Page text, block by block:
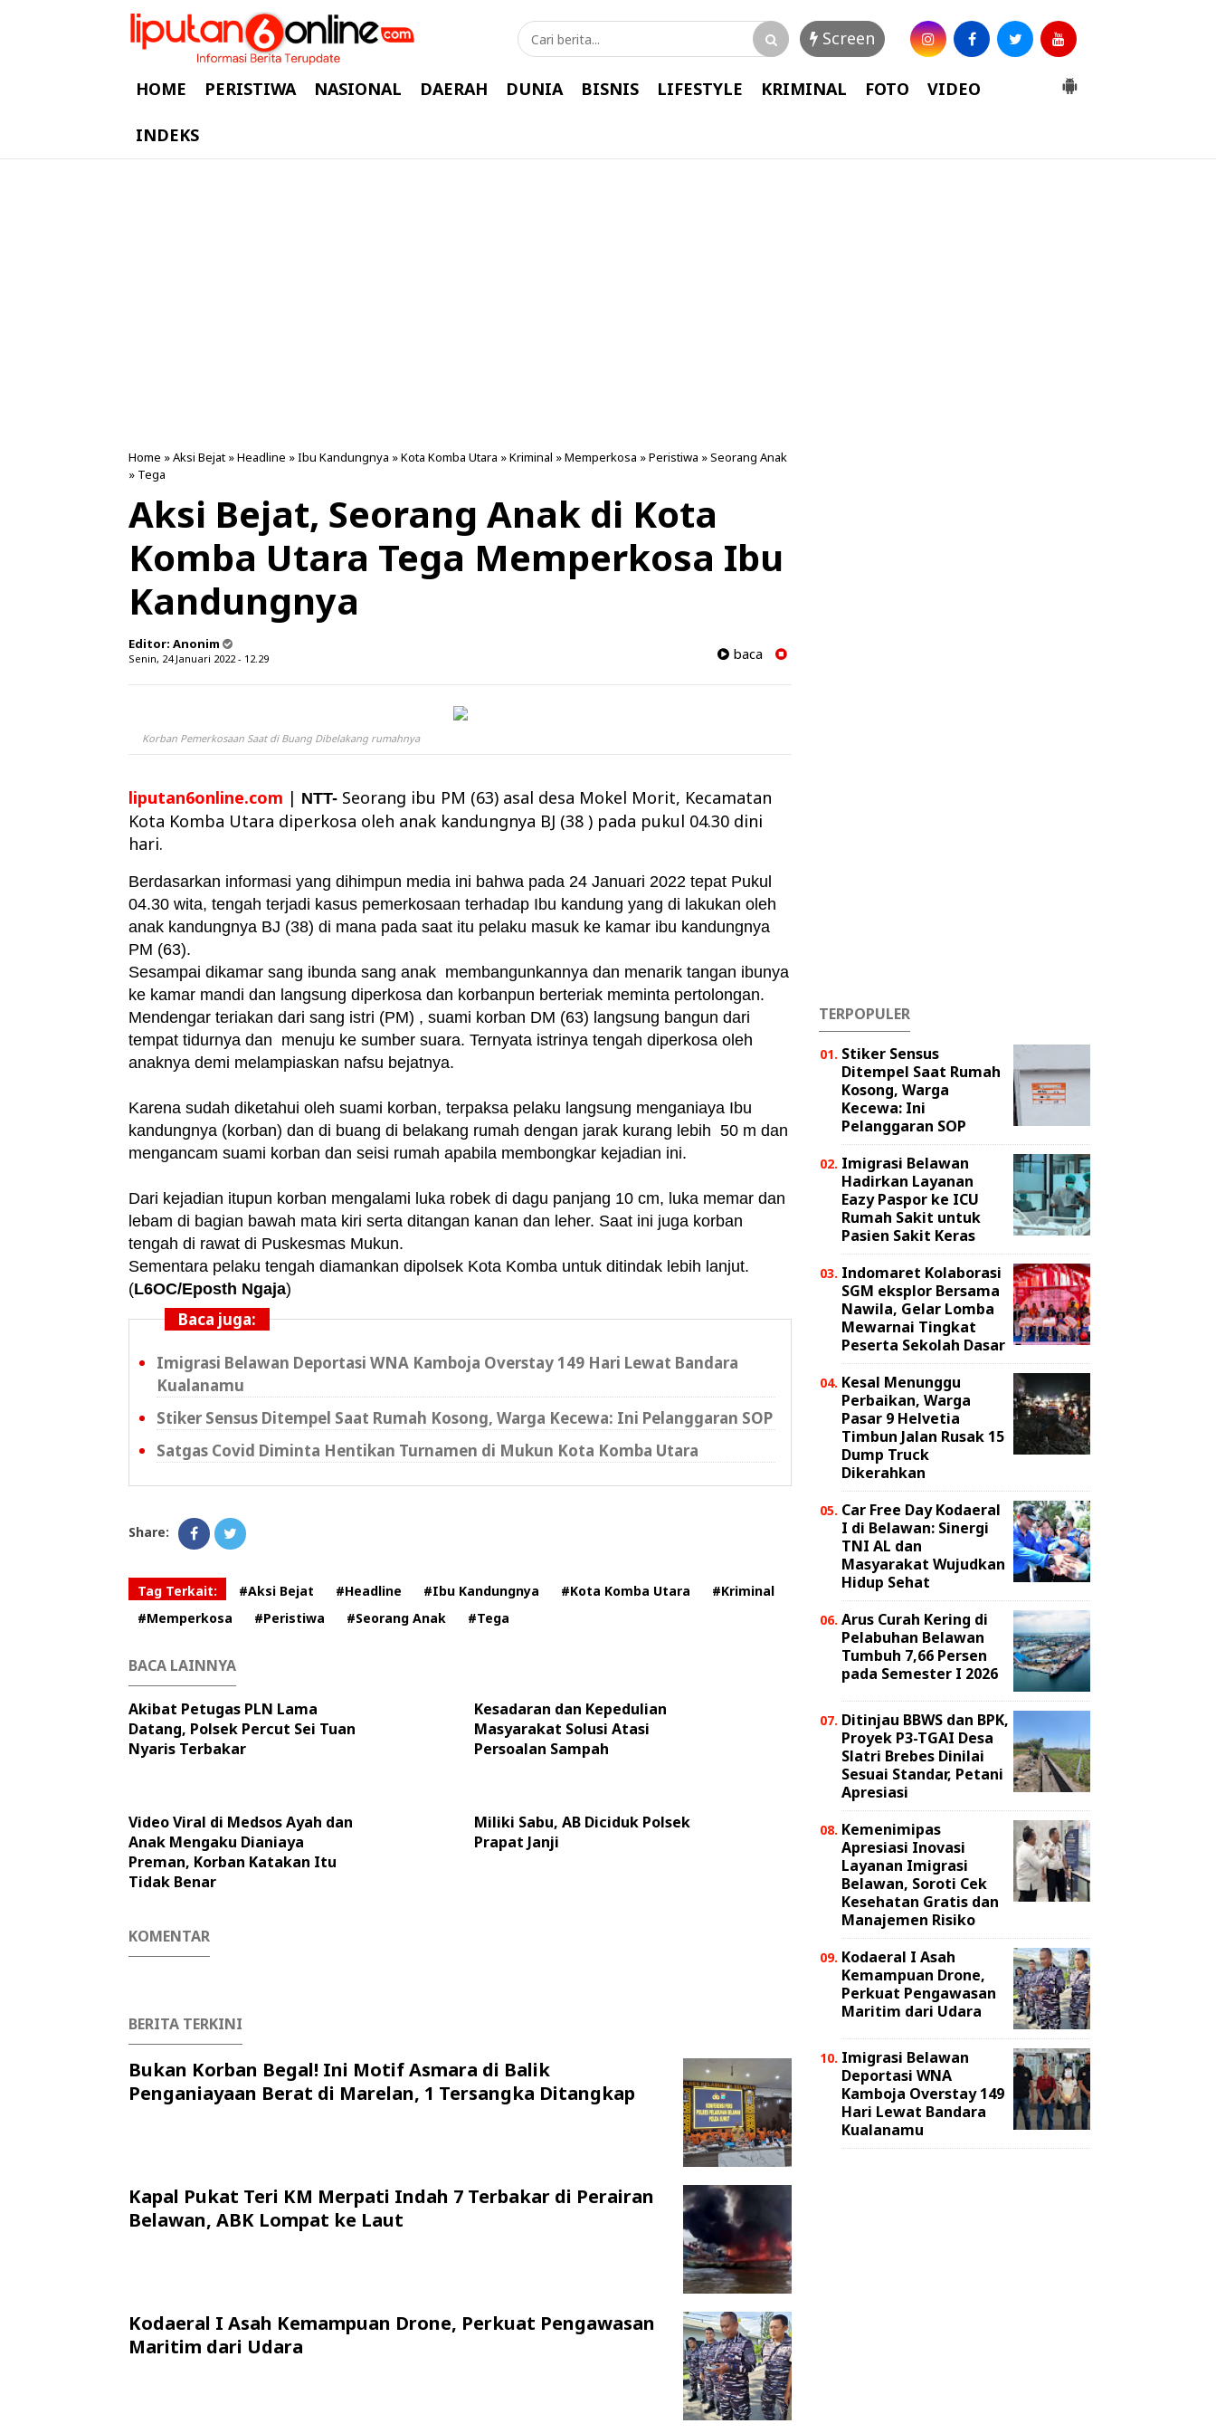
Screen
HOME PERISTIWA NASIONAL DAERAH DUNIA BISNIS LIFESTYLE KRIMINAL FOTO VIDEO
INDEKS
Home »Aksi Bejat »Headline »Ibu Kandungnya »Kota Komba Utara »Kriminal »Memperkosa »Peristiwa »Seorang Anak
» Tega
Aksi Bejat, Seorang Anak di Kota
Komba Utara Tega Memperkosa Ibu
Kandungnya
Editor: Anonim
Senin, 24 Januari 2022 - 12.29 baca
Korban Pemerkosaan Saat di Buang Dibelakang rumahnya
liputan6online.com | NTT- Seorang ibu PM (63) asal desa Mokel Morit, Kecamatan
Kota Komba Utara diperkosa oleh anak kandungnya BJ (38 ) pada pukul 04.30 dini
hari.
Berdasarkan informasi yang dihimpun media ini bahwa pada 24 Januari 2022 tepat Pukul
04.30 wita, tengah terjadi kasus pemerkosaan terhadap Ibu kandung yang di lakukan oleh
anak kandungnya BJ (38) di mana pada saat itu pelaku masuk ke kamar ibu kandungnya
PM (63).
Sesampai dikamar sang ibunda sang anak membangunkannya dan menarik tangan ibunya
ke kamar mandi dan langsung diperkosa dan korbanpun berteriak meminta pertolongan.
Mendengar teriakan dari sang istri (PM) , suami korban DM (63) langsung bangun dari
tempat tidurnya dan menuju ke sumber suara. Ternyata istrinya tengah diperkosa oleh
anaknya demi melampiaskan nafsu bejatnya.
Karena sudah diketahui oleh suami korban, terpaksa pelaku langsung menganiaya Ibu
kandungnya (korban) dan di buang di belakang rumah dengan jarak kurang lebih 50 m dan
mengancam suami korban dan seisi rumah apabila membongkar kejadian ini.
Dari kejadian itupun korban mengalami luka robek di dagu panjang 10 cm, luka memar dan
lebam di bagian bawah mata kiri serta ditangan kanan dan leher. Saat ini juga korban
tengah di rawat di Puskesmas Mukun.
Sementara pelaku tengah diamankan dipolsek Kota Komba untuk ditindak lebih lanjut.
(L6OC/Eposth Ngaja)
Baca juga:
Imigrasi Belawan Deportasi WNA Kamboja Overstay 149 Hari Lewat Bandara
Kualanamu
Stiker Sensus Ditempel Saat Rumah Kosong, Warga Kecewa: Ini Pelanggaran SOP
Satgas Covid Diminta Hentikan Turnamen di Mukun Kota Komba Utara
Share:
Tag Terkait: #Aksi Bejat #Headline #Ibu Kandungnya #Kota Komba Utara
#Kriminal
#Memperkosa
#Peristiwa #Seorang Anak #Tega
BACA LAINNYA
Akibat Petugas PLN Lama
Datang, Polsek Percut Sei Tuan
Nyaris Terbakar
Kesadaran dan Kepedulian
Masyarakat Solusi Atasi
Persoalan Sampah
Video Viral di Medsos Ayah dan
Anak Mengaku Dianiaya
Preman, Korban Katakan Itu
Tidak Benar
Miliki Sabu, AB Diciduk Polsek
Prapat Janji
KOMENTAR
BERITA TERKINI
Bukan Korban Begal! Ini Motif Asmara di Balik
Penganiayaan Berat di Marelan, 1 Tersangka Ditangkap
Kapal Pukat Teri KM Merpati Indah 7 Terbakar di Perairan
Belawan, ABK Lompat ke Laut
Kodaeral I Asah Kemampuan Drone, Perkuat Pengawasan
Maritim dari Udara
TERPOPULER
Stiker Sensus
Ditempel Saat Rumah
Kosong, Warga
Kecewa: Ini
Pelanggaran SOP
Imigrasi Belawan
Hadirkan Layanan
Eazy Paspor ke ICU
Rumah Sakit untuk
Pasien Sakit Keras
Indomaret Kolaborasi
SGM eksplor Bersama
Nawila, Gelar Lomba
Mewarnai Tingkat
Peserta Sekolah Dasar
Kesal Menunggu
Perbaikan, Warga
Pasar 9 Helvetia
Timbun Jalan Rusak 15
Dump Truck
Dikerahkan
Car Free Day Kodaeral
I di Belawan: Sinergi
TNI AL dan
Masyarakat Wujudkan
Hidup Sehat
Arus Curah Kering di
Pelabuhan Belawan
Tumbuh 7,66 Persen
pada Semester I 2026
Ditinjau BBWS dan BPK,
Proyek P3-TGAI Desa
Slatri Brebes Dinilai
Sesuai Standar, Petani
Apresiasi
Kemenimipas
Apresiasi Inovasi
Layanan Imigrasi
Belawan, Soroti Cek
Kesehatan Gratis dan
Manajemen Risiko
Kodaeral I Asah
Kemampuan Drone,
Perkuat Pengawasan
Maritim dari Udara
Imigrasi Belawan
Deportasi WNA
Kamboja Overstay 149
Hari Lewat Bandara
Kualanamu